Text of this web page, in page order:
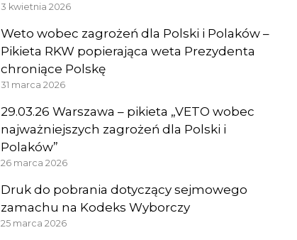
3 kwietnia 2026
Weto wobec zagrożeń dla Polski i Polaków –
Pikieta RKW popierająca weta Prezydenta
chroniące Polskę
31 marca 2026
29.03.26 Warszawa – pikieta „VETO wobec
najważniejszych zagrożeń dla Polski i
Polaków”
26 marca 2026
Druk do pobrania dotyczący sejmowego
zamachu na Kodeks Wyborczy
25 marca 2026